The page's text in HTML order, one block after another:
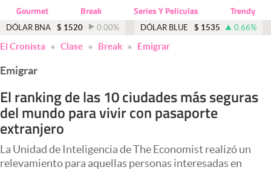
Economía y Política
Finanzas y Mercados
Mercados Online
Negocios
Columnistas
Apertura
Gourmet Break Series Y Peliculas Trendy
DÓLAR BNA $ 1520 0.00% DÓLAR BLUE $ 1535 0.66%
El Cronista Clase Break Emigrar
Emigrar
El ranking de las 10 ciudades más seguras
del mundo para vivir con pasaporte
extranjero
La Unidad de Inteligencia de The Economist realizó un
relevamiento para aquellas personas interesadas en